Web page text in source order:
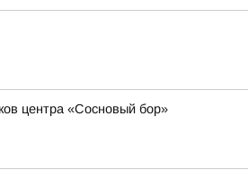
центра «Сосновый бор»